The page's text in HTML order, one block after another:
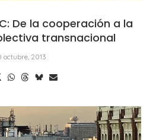
De la cooperación a la
transnacional
octubre, 2013